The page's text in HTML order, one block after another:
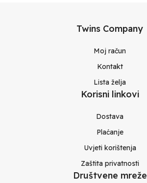
Twins Company
Moj račun
Kontakt
Lista želja
Korisni linkovi
Dostava
Plaćanje
Uvjeti korištenja
Zaštita privatnosti
Društvene mreže